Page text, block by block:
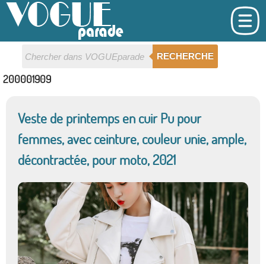
RECHERCHE
200001909
Veste de printemps en cuir Pu pour
femmes, avec ceinture, couleur unie, ample,
décontractée, pour moto, 2021